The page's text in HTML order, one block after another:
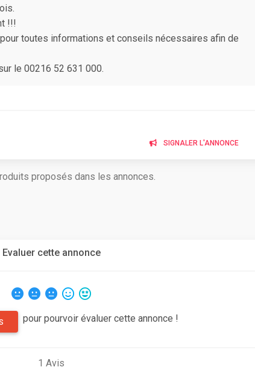
!!!
toutes informations et conseils nécessaires afin de
le 00216 52 631 000.
SIGNALER L'ANNONCE
proposés dans les annonces.
Evaluer cette annonce
pour pourvoir évaluer cette annonce !
1 Avis